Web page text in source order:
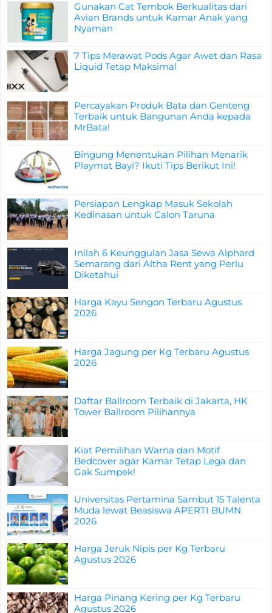
Gunakan Cat Tembok Berkualitas dari
Avian Brands untuk Kamar Anak yang
Nyaman
7 Tips Merawat Pods Agar Awet dan Rasa
Liquid Tetap Maksimal
Percayakan Produk Bata dan Genteng
Terbaik untuk Bangunan Anda kepada
MrBata!
Bingung Menentukan Pilihan Menarik
Playmat Bayi? Ikuti Tips Berikut Ini!
Persiapan Lengkap Masuk Sekolah
Kedinasan untuk Calon Taruna
Inilah 6 Keunggulan Jasa Sewa Alphard
Semarang dari Altha Rent yang Perlu
Diketahui
Harga Kayu Sengon Terbaru Agustus
2026
Harga Jagung per Kg Terbaru Agustus
2026
Daftar Ballroom Terbaik di Jakarta, HK
Tower Ballroom Pilihannya
Kiat Pemilihan Warna dan Motif
Bedcover agar Kamar Tetap Lega dan
Gak Sumpek!
Universitas Pertamina Sambut 15 Talenta
Muda lewat Beasiswa APERTI BUMN
2026
Harga Jeruk Nipis per Kg Terbaru
Agustus 2026
Harga Pinang Kering per Kg Terbaru
Agustus 2026